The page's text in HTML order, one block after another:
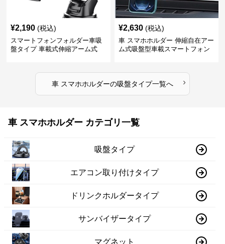
¥2,190 (税込)
スマートフォンフォルダー車吸
盤タイプ 車載式伸縮アーム式
¥2,630 (税込)
車 スマホホルダー 伸縮自在アー
ム式吸盤型車載スマートフォン
車 スマホホルダーの吸盤タイプ一覧へ ›
車 スマホホルダー カテゴリ一覧
吸盤タイプ
エアコン取り付けタイプ
ドリンクホルダータイプ
サンバイザータイプ
マグネット